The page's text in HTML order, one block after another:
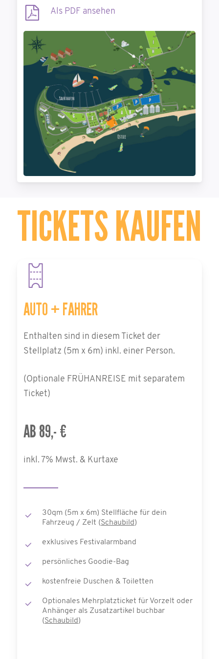
Auto inkl. 1 Person)
1 x Mehrplatz – Ticket (Stellplatz für
Vorzelt unter 2 Meter)
2 x Mitfahrer – Tickets (Für Partner/in + 15
Jahre altes Kind)
Als PDF ansehen
TICKETS KAUFEN
AUTO + FAHRER
Enthalten sind in diesem Ticket der
Stellplatz (5m x 6m) inkl. einer Person.
(Optionale FRÜHANREISE mit separatem
Ticket)
AB 89,- €
inkl. 7% Mwst. & Kurtaxe
30qm (5m x 6m) Stellfläche für dein
Fahrzeug / Zelt (Schaubild)
exklusives Festivalarmband
persönliches Goodie-Bag
kostenfreie Duschen & Toiletten
Optionales Mehrplatzticket für Vorzelt oder
Anhänger als Zusatzartikel buchbar
(Schaubild)